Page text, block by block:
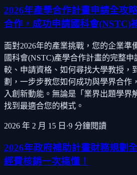
2026年產學合作計畫申請全攻
合作，成功申請國科會(NSTC)
面對2026年的產業挑戰，您的企業準
國科會(NSTC)產學合作計畫的完整
較、申請資格、如何尋找大學教授，
劃，一步步教您如何成功與學界合作
入創新動能。無論是「業界出題學界
找到最適合您的模式。
2026 年 2 月 15 日 ·9 分鐘閱讀
2026年政府補助計畫財務規劃
經費核銷一次搞懂！